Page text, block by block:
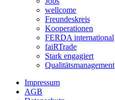
wellcome
Freundeskreis
Kooperationen
FERDA international
faiRTrade
Stark engagiert
Qualitätsmanagement
Impressum
AGB